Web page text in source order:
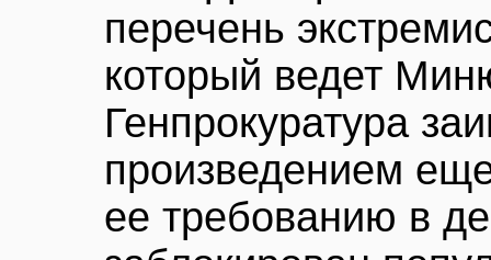
перечень
который ведет
Генпрокуратура
произведением
ее требованию в